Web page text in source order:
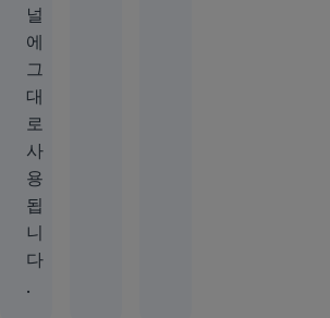
널
에
그
대
로
사
용
됩
니
다
.